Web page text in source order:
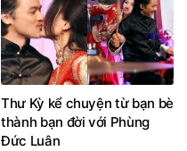
Thư Kỳ kể chuyện từ bạn bè
thành bạn đời với Phùng
Đức Luân